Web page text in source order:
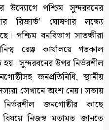
উদ্যোগে পশ্চিম সুন্দরবনের
রিজার্ভ’ ঘোষণার লক্ষ্যে
পশ্চিম বনবিভাগ সাতক্ষীরা
রেঞ্জ কার্যালয়ে গতকাল
সুন্দরবনের উপর নির্ভরশীল
জনপ্রতিনিধি, স্থানীয়
সেখানে অংশ নেয়। সভায়
জনগোষ্ঠীর কাছে
বিষয়ে নিজস্ব মতামত জানতে